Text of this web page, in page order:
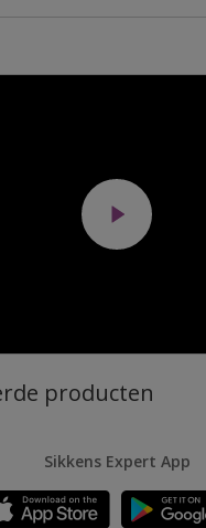
producten
Sikkens Expert App